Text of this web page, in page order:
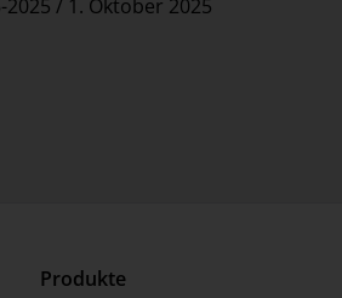
/ 1. Oktober 2025
Produkte